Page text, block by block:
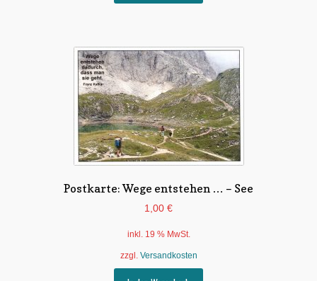
Postkarte: Wege entstehen … – See
1,00 €
inkl. 19 % MwSt.
zzgl. Versandkosten